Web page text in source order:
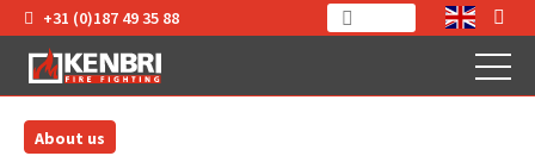
+31 (0)187 49 35 88
About us